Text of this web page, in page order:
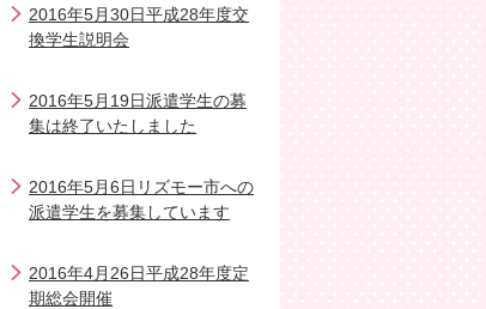
2016年5月30日平成28年度交
換学生説明会
2016年5月19日派遣学生の募
集は終了いたしました
2016年5月6日リズモー市への
派遣学生を募集しています
2016年4月26日平成28年度定
期総会開催